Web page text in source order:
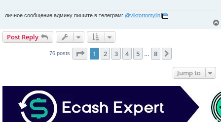
личное сообщение админу пишите в телеграм: @viktortomylin
Post Reply
76 posts Page 1of 8
1 2 3 4 5 8
Jump to